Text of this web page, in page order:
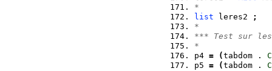
*
list leres2
;
*
*** Test sur
*
p4 = (tabdom .
p5 = (tabdom .